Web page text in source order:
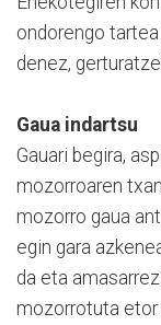
ondorengo
denez,
Gaua indartsu
Gauari begira,
mozorroaren
mozorro gaua
egin gara
da eta
mozorrotuta etor